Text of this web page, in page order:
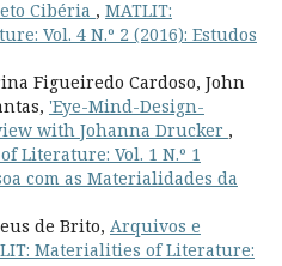
Cibéria , MATLIT:
Vol. 4 N.º 2 (2016): Estudos
Figueiredo Cardoso, John
'Eye-Mind-Design-
with Johanna Drucker ,
Literature: Vol. 1 N.º 1
com as Materialidades da
de Brito, Arquivos e
Materialities of Literature: